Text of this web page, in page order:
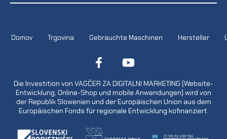
Domov Trgovina Gebrauchte Maschinen Hersteller
Die Investition von VAGČER ZA DIGITALNI MARKETING (Website-
Entwicklung, Online-Shop und mobile Anwendungen) wird von
der Republik Slowenien und der Europäischen Union aus dem
Europäischen Fonds für regionale Entwicklung kofinanziert.